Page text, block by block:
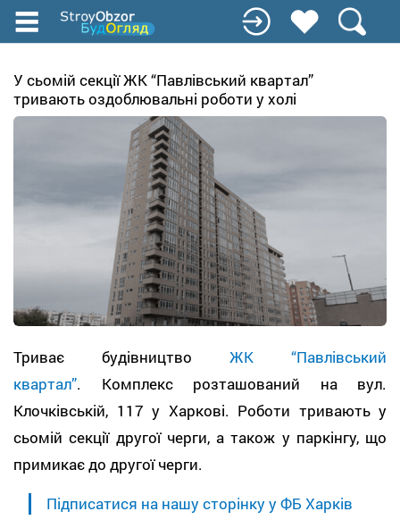
Перейти
до
вмісту
У сьомій секції ЖК “Павлівський квартал”
тривають оздоблювальні роботи у холі
Триває будівництво ЖК “Павлівський
квартал”. Комплекс розташований на вул.
Клочківській, 117 у Харкові. Роботи тривають у
сьомій секції другої черги, а також у паркінгу, що
примикає до другої черги.
Підписатися на нашу сторінку у ФБ Харків